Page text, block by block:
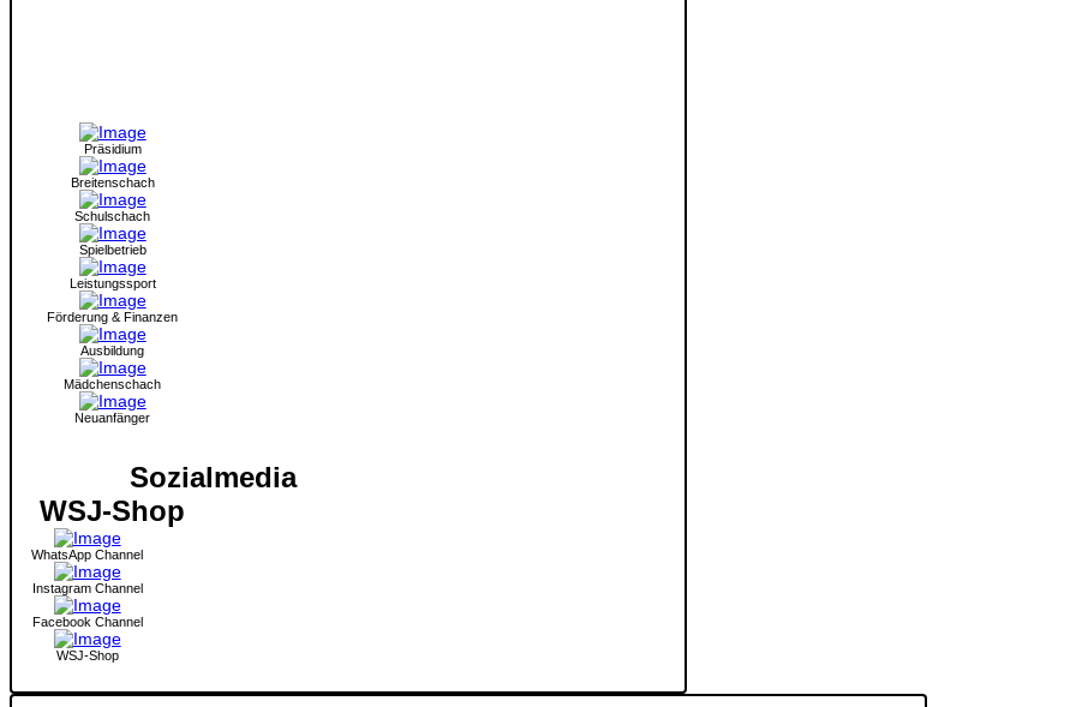
Präsidium
Breitenschach
Schulschach
Spielbetrieb
Leistungssport
Förderung & Finanzen
Ausbildung
Mädchenschach
Neuanfänger
Sozialmedia
WSJ-Shop
WhatsApp Channel
Instagram Channel
Facebook Channel
WSJ-Shop